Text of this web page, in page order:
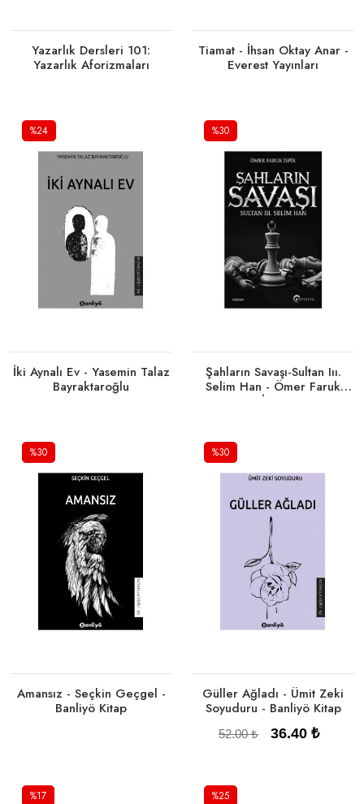
Tükendi
Yazarlık Dersleri 101:
Yazarlık Aforizmaları
Tükendi
Tiamat - İhsan Oktay Anar -
Everest Yayınları
Tükendi
%24
İki Aynalı Ev - Yasemin Talaz
Bayraktaroğlu
Tükendi
%30
Şahların Savaşı-Sultan Iıı.
Selim Han - Ömer Faruk
İşpir
%30
Amansız - Seçkin Geçgel -
Banliyö Kitap
%30
Güller Ağladı - Ümit Zeki
Soyuduru - Banliyö Kitap
52.00 ₺ 36.40 ₺
%17 %25